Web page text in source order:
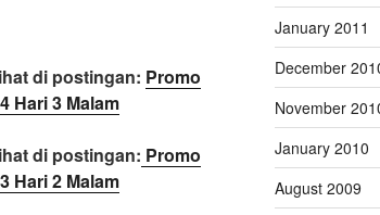
di postingan: Promo
Hari 3 Malam
di postingan: Promo
Hari 2 Malam
January 2011
December
November
January 2010
August 2009